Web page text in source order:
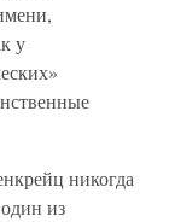
у
никогда
из